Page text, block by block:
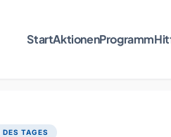
StartAktionenProgramm
DES TAGES